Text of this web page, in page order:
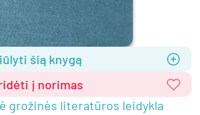
šią knygą
į norimas
grožinės literatūros leidykla